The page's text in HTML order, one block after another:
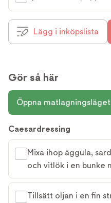
Lägg i inköpslista
Gör så här
Öppna matlagningsläget
Caesardressing
Mixa ihop äggula,
och vitlök i en bunke
Tillsätt oljan i en fin